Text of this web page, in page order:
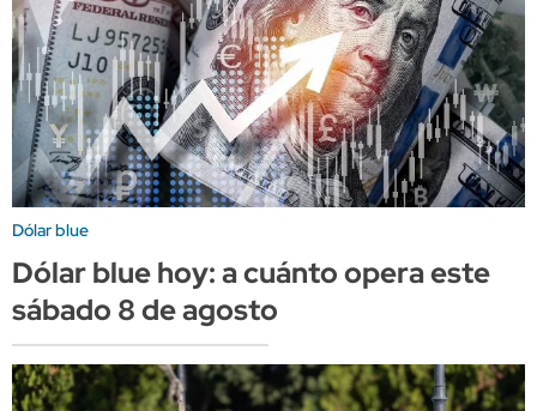
Dólar blue
Dólar blue hoy: a cuánto opera este
sábado 8 de agosto